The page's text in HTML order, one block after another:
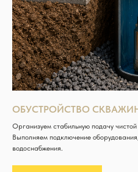
ОБУСТРОЙСТВО
Организуем стабильную подачу
Выполняем подключение
водоснабжения.